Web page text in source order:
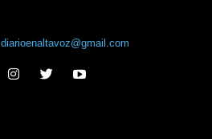
diarioenaltavoz@gmail.com